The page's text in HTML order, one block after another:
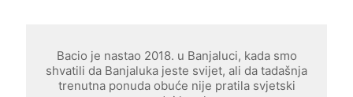
Bacio je nastao 2018. u Banjaluci, kada smo
shvatili da Banjaluka jeste svijet, ali da tadašnja
trenutna ponuda obuće nije pratila svjetski